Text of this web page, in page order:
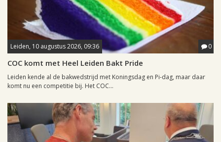
Leiden, 10 augustus 2026, 09:36 0
COC komt met Heel Leiden Bakt Pride
Leiden kende al de bakwedstrijd met Koningsdag en Pi-dag, maar daar
komt nu een competitie bij. Het COC...